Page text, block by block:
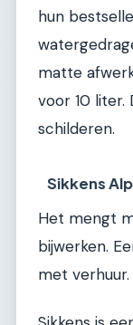
hun
matte
voor 10 liter.
schilderen.
Sikkens
Het mengt
bijwerken.
met verhuur.